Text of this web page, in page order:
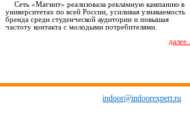
Сеть «Магнит» реализовала рекламную кампанию в
университетах по всей России, усиливая узнаваемость
бренда среди студенческой аудитории и повышая
частоту контакта с молодыми потребителями.
далее...
indoor@indoorexpert.ru